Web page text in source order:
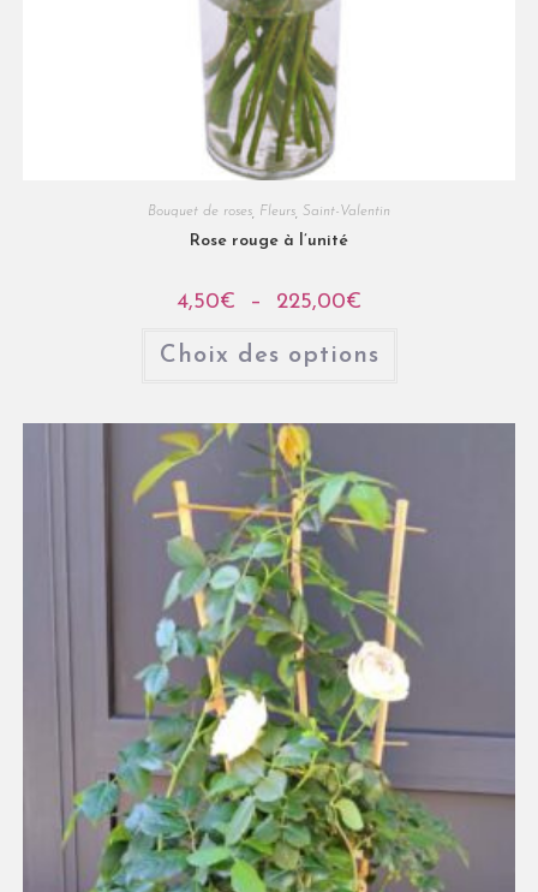
Bouquet de roses Fleurs Saint-Valentin
Rose rouge à l’unité
4,50€ – 225,00€
Choix des options